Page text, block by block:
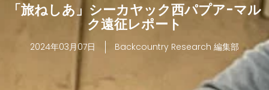
「旅ねしあ」シーカヤック西パプア-マル
ク遠征レポート
2024年03月07日 Backcountry Research 編集部